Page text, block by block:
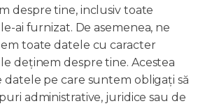
despre tine, inclusiv toate
ai furnizat. De asemenea, ne
toate datele cu caracter
deținem despre tine. Acestea
pe care suntem obligați să
administrative, juridice sau de